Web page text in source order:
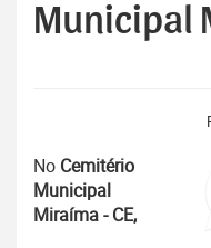
Municipal
No Cemitério
Municipal
Miraíma - CE,